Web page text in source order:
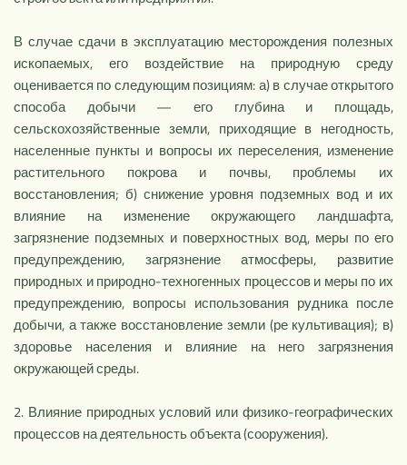
В случае сдачи в эксплуатацию месторождения полезных
ис­копаемых, его воздействие на природную среду
оценивается по следующим позициям: а) в случае открытого
способа добычи — его глубина и площадь,
сельскохозяйственные земли, приходя­щие в негодность,
населенные пункты и вопросы их переселе­ния, изменение
растительного покрова и почвы, проблемы их
восстановления; б) снижение уровня подземных вод и их
влия­ние на изменение окружающего ландшафта,
загрязнение подзем­ных и поверхностных вод, меры по его
предупреждению, загряз­нение атмосферы, развитие
природных и природно-техногенных процессов и меры по их
предупреждению, вопросы использова­ния рудника после
добычи, а также восстановление земли (ре культивация); в)
здоровье населения и влияние на него загрязне­ния
окружающей среды.
2. Влияние природных условий или физико-географических
про­цессов на деятельность объекта (сооружения).